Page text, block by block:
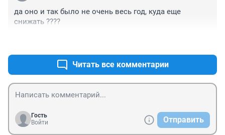
да оно и так было не очень весь год, куда еще
снижать ????
Читать все комментарии
Гость
Войти
Отправить